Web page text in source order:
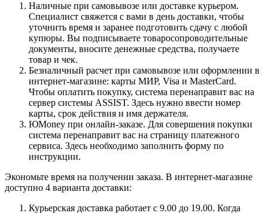
Наличные при самовывозе или доставке курьером.
Специалист свяжется с вами в день доставки, чтобы
уточнить время и заранее подготовить сдачу с любой
купюры. Вы подписываете товаросопроводительные
документы, вносите денежные средства, получаете
товар и чек.
Безналичный расчет при самовывозе или оформлении в
интернет-магазине: карты МИР, Visa и MasterCard.
Чтобы оплатить покупку, система перенаправит вас на
сервер системы ASSIST. Здесь нужно ввести номер
карты, срок действия и имя держателя.
ЮMoney при онлайн-заказе. Для совершения покупки
система перенаправит вас на страницу платежного
сервиса. Здесь необходимо заполнить форму по
инструкции.
Экономьте время на получении заказа. В интернет-магазине
доступно 4 варианта доставки:
Курьерская доставка работает с 9.00 до 19.00. Когда